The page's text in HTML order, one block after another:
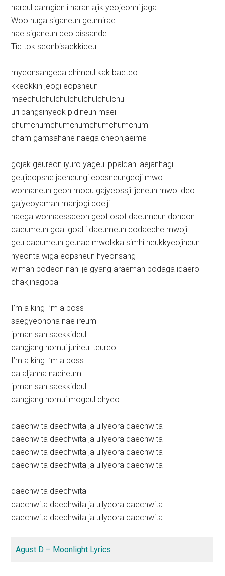
nareul damgien i naran ajik yeojeonhi jaga
Woo nuga siganeun geumirae
nae siganeun deo bissande
Tic tok seonbisaekkideul
myeonsangeda chimeul kak baeteo
kkeokkin jeogi eopsneun
maechulchulchulchulchulchulchul
uri bangsihyeok pidineun maeil
chumchumchumchumchumchumchum
cham gamsahane naega cheonjaeime
gojak geureon iyuro yageul ppaldani aejanhagi
geujieopsne jaeneungi eopsneungeoji mwo
wonhaneun geon modu gajyeossji ijeneun mwol deo
gajyeoyaman manjogi doelji
naega wonhaessdeon geot osot daeumeun dondon
daeumeun goal goal i daeumeun dodaeche mwoji
geu daeumeun geurae mwolkka simhi neukkyeojineun
hyeonta wiga eopsneun hyeonsang
wiman bodeon nan ije gyang araeman bodaga idaero
chakjihagopa
I’m a king I’m a boss
saegyeonoha nae ireum
ipman san saekkideul
dangjang nomui jurireul teureo
I’m a king I’m a boss
da aljanha naeireum
ipman san saekkideul
dangjang nomui mogeul chyeo
daechwita daechwita ja ullyeora daechwita
daechwita daechwita ja ullyeora daechwita
daechwita daechwita ja ullyeora daechwita
daechwita daechwita ja ullyeora daechwita
daechwita daechwita
daechwita daechwita ja ullyeora daechwita
daechwita daechwita ja ullyeora daechwita
Agust D – Moonlight Lyrics